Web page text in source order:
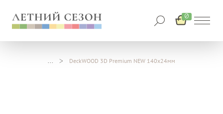
0
DeckWOOD 3D Premium NEW 140х24мм